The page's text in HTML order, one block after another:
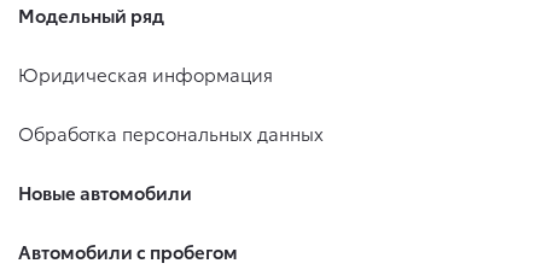
Модельный ряд
Юридическая информация
Обработка персональных данных
Новые автомобили
Автомобили с пробегом